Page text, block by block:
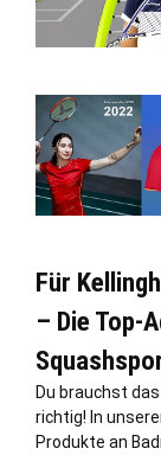
Für
– Die Top-
Du brauchst
richtig! In
Produkte an